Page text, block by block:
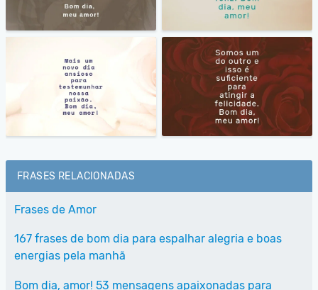
FRASES RELACIONADAS
Frases de Amor
167 frases de bom dia para espalhar alegria e boas
energias pela manhã
Bom dia, amor! 53 mensagens apaixonadas para